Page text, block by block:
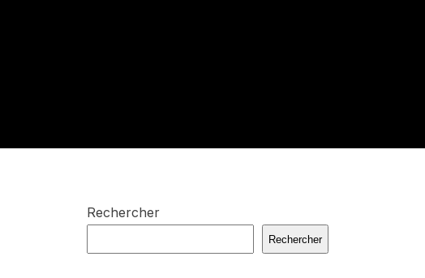
Rechercher
Rechercher